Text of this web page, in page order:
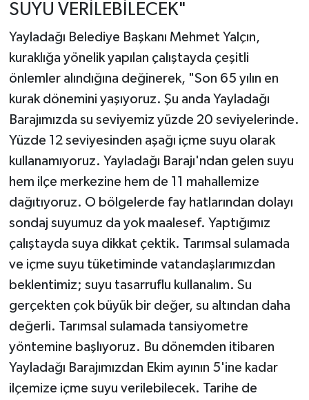
SUYU VERİLEBİLECEK"
Yayladağı Belediye Başkanı Mehmet Yalçın,
kuraklığa yönelik yapılan çalıştayda çeşitli
önlemler alındığına değinerek, "Son 65 yılın en
kurak dönemini yaşıyoruz. Şu anda Yayladağı
Barajımızda su seviyemiz yüzde 20 seviyelerinde.
Yüzde 12 seviyesinden aşağı içme suyu olarak
kullanamıyoruz. Yayladağı Barajı'ndan gelen suyu
hem ilçe merkezine hem de 11 mahallemize
dağıtıyoruz. O bölgelerde fay hatlarından dolayı
sondaj suyumuz da yok maalesef. Yaptığımız
çalıştayda suya dikkat çektik. Tarımsal sulamada
ve içme suyu tüketiminde vatandaşlarımızdan
beklentimiz; suyu tasarruflu kullanalım. Su
gerçekten çok büyük bir değer, su altından daha
değerli. Tarımsal sulamada tansiyometre
yöntemine başlıyoruz. Bu dönemden itibaren
Yayladağı Barajımızdan Ekim ayının 5'ine kadar
ilçemize içme suyu verilebilecek. Tarihe de